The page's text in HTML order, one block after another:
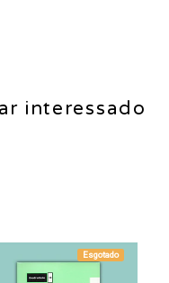
interessado
Esgotado